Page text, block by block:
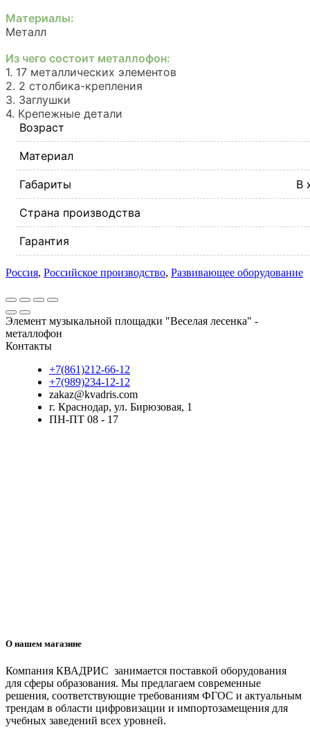
Материалы:
Металл
Из чего состоит металлофон:
1. 17 металлических элементов
2. 2 столбика-крепления
3. Заглушки
4. Крепежные детали
Возраст
Материал
Габариты В
Страна производства
Гарантия
Россия, Российское производство, Развивающее оборудование
Элемент музыкальной площадки "Веселая лесенка" -
металлофон
Контакты
+7(861)212-66-12
+7(989)234-12-12
zakaz@kvadris.com
г. Краснодар, ул. Бирюзовая, 1
ПН-ПТ 08 - 17
О нашем магазине
Компания КВАДРИС занимается поставкой оборудования
для сферы образования. Мы предлагаем современные
решения, соответствующие требованиям ФГОС и актуальным
трендам в области цифровизации и импортозамещения для
учебных заведений всех уровней.